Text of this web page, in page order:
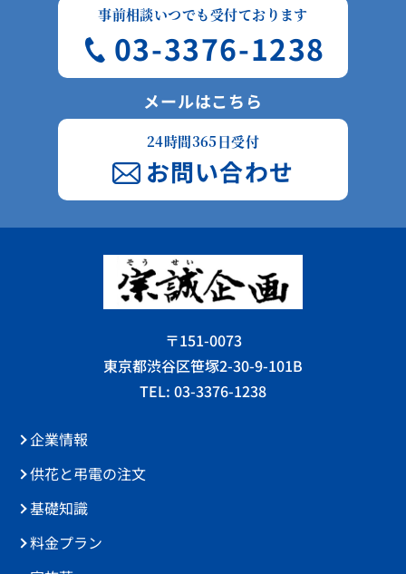
事前相談いつでも受付ております
03-3376-1238
メールはこちら
24時間365日受付
お問い合わせ
〒151-0073
東京都渋谷区笹塚2-30-9-101B
TEL: 03-3376-1238
企業情報
供花と弔電の注文
基礎知識
料金プラン